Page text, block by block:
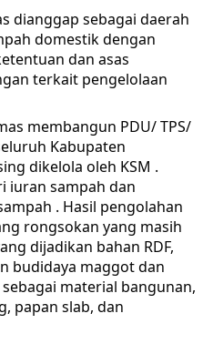
dianggap sebagai daerah
domestik dengan
dan asas
terkait pengelolaan
membangun PDU/ TPS/
Kabupaten
dikelola oleh KSM .
iuran sampah dan
. Hasil pengolahan
rongsokan yang masih
dijadikan bahan RDF,
budidaya maggot dan
material bangunan,
papan slab, dan